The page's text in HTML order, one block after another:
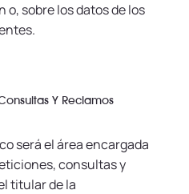
sobre los datos de los
Y Reclamos
será el área encargada
consultas y
titular de la